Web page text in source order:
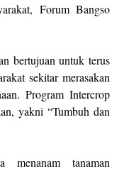
Forum Bangso
bertujuan untuk terus
sekitar merasakan
Program Intercrop
yakni “Tumbuh dan
menanam tanaman